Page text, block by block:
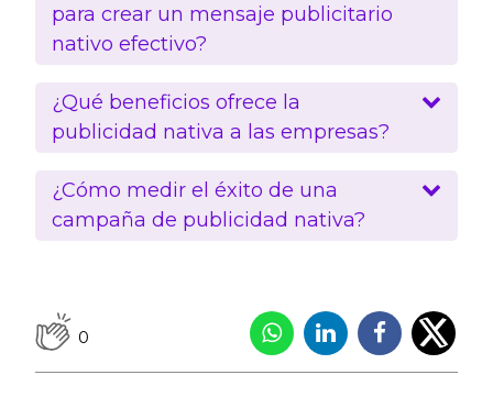
para crear un mensaje publicitario
nativo efectivo?
¿Qué beneficios ofrece la
publicidad nativa a las empresas?
¿Cómo medir el éxito de una
campaña de publicidad nativa?
0